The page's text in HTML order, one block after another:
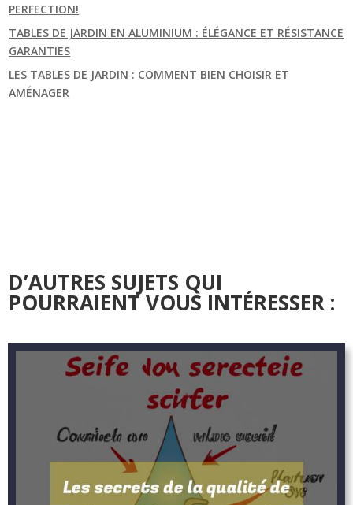
PERFECTION!
TABLES DE JARDIN EN ALUMINIUM : ÉLÉGANCE ET RÉSISTANCE
GARANTIES
LES TABLES DE JARDIN : COMMENT BIEN CHOISIR ET
AMÉNAGER
D’AUTRES SUJETS QUI
POURRAIENT VOUS INTÉRESSER :